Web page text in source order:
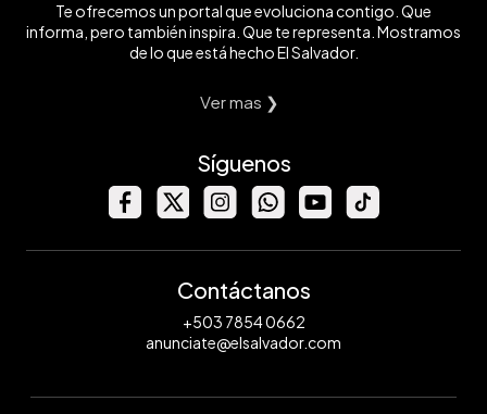
Te ofrecemos un portal que evoluciona contigo. Que
informa, pero también inspira. Que te representa. Mostramos
de lo que está hecho El Salvador.
Ver mas ❯
Síguenos
Contáctanos
+503 7854 0662
anunciate@elsalvador.com